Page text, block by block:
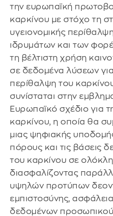
την ευρωπαϊκή
καρκίνου με στόχο τη
υγειονομικής
ιδρυμάτων και των
τη βέλτιστη χρήση
σε δεδομένα λύσεων
περίθαλψη του
συνίσταται στην
Ευρωπαϊκό σχέδιο για
καρκίνου, η οποία θα
μιας ψηφιακής
πόρους και τις βάσεις
του καρκίνου σε
διασφαλίζοντας
υψηλών προτύπων
εμπιστοσύνης,
δεδομένων